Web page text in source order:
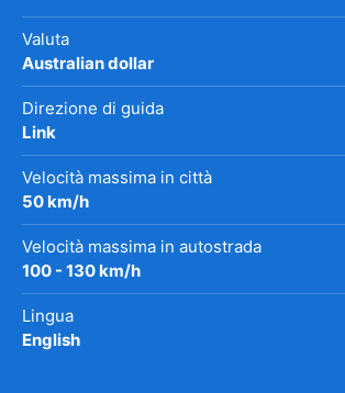
Valuta
Australian dollar
Direzione di guida
Link
Velocità massima in città
50 km/h
Velocità massima in autostrada
100 - 130 km/h
Lingua
English